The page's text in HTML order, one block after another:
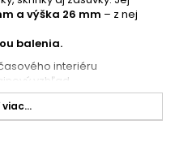
a výška 26 mm – z nej
balenia.
interiéru
vzhľad
dodaj nábytku nový